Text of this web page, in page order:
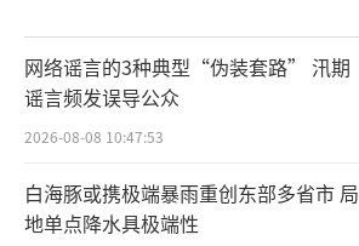
网络谣言的3种典型“伪装套路” 汛期
谣言频发误导公众
2026-08-08 10:47:53
白海豚或携极端暴雨重创东部多省市 局
地单点降水具极端性